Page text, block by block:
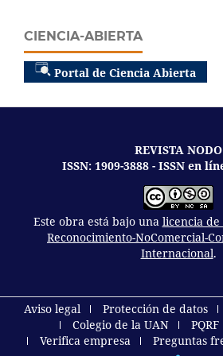
CIENCIA-ABIERTA
Portal de Ciencia Abierta
REVISTA NODO
ISSN: 1909-3888 - ISSN en
Este obra está bajo una licencia de
Reconocimiento-NoComercial-
Internacional.
Aviso legal Protección de datos
Colegio de la UAN
PQRF
Verifica empresa
Preguntas